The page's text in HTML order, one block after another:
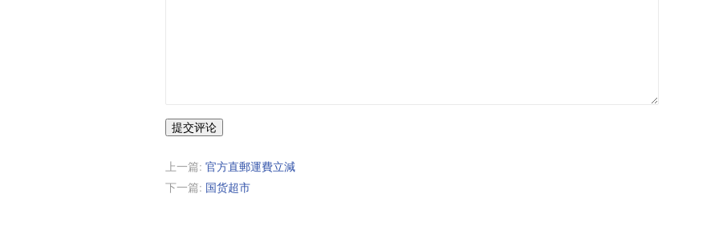
提交评论
上一篇: 官方直郵運費立減
下一篇: 国货超市